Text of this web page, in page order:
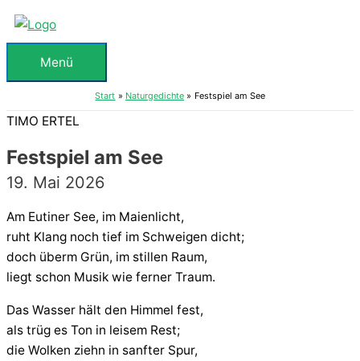
Zum
Inhalt
springenMenü
Menü
Start Naturgedichte Festspiel am See
TIMO ERTEL
Festspiel am See
19. Mai 2026
Am Eutiner See, im Maienlicht,
ruht Klang noch tief im Schweigen dicht;
doch überm Grün, im stillen Raum,
liegt schon Musik wie ferner Traum.
Das Wasser hält den Himmel fest,
als trüg es Ton in leisem Rest;
die Wolken ziehn in sanfter Spur,